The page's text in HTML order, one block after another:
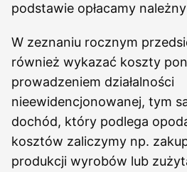
podstawie opłacamy
W zeznaniu rocznym
również wykazać koszty
prowadzeniem działalności
nieewidencjonowanej, tym
dochód, który podlega
kosztów zaliczymy np.
produkcji wyrobów lub